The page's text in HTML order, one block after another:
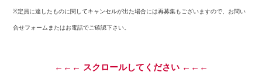
※定員に達したものに関してキャンセルが出た場合には再募集もございますので、お問い
合せフォームまたはお電話でご確認下さい。
←←← スクロールしてください ←←←